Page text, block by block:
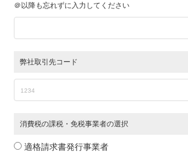
＠以降も忘れずに入力してください
弊社取引先コード
消費税の課税・免税事業者の選択
適格請求書発行事業者